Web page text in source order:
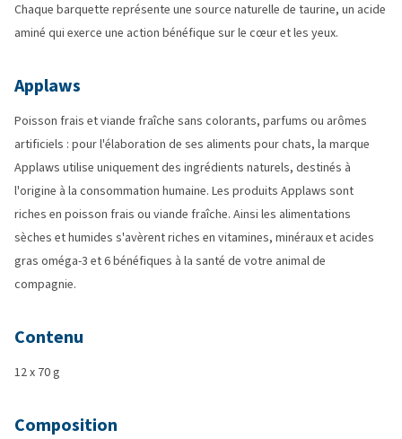
Chaque barquette représente une source naturelle de taurine, un acide
aminé qui exerce une action bénéfique sur le cœur et les yeux.
Applaws
Poisson frais et viande fraîche sans colorants, parfums ou arômes
artificiels : pour l'élaboration de ses aliments pour chats, la marque
Applaws utilise uniquement des ingrédients naturels, destinés à
l'origine à la consommation humaine. Les produits Applaws sont
riches en poisson frais ou viande fraîche. Ainsi les alimentations
sèches et humides s'avèrent riches en vitamines, minéraux et acides
gras oméga-3 et 6 bénéfiques à la santé de votre animal de
compagnie.
Contenu
12 x 70 g
Composition